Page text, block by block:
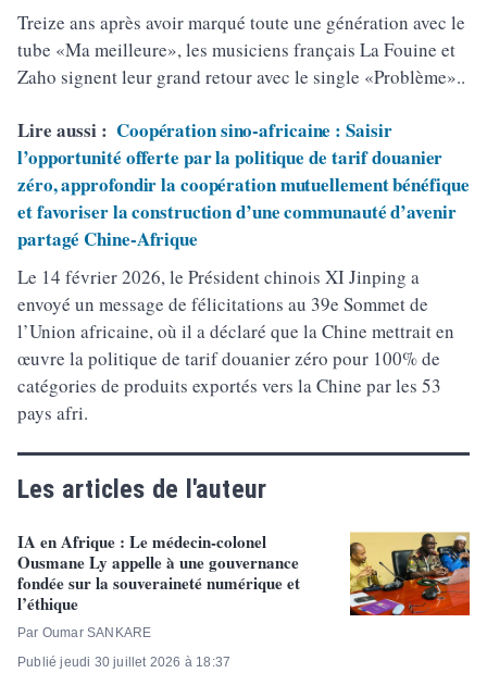
Treize ans après avoir marqué toute une génération avec le
tube «Ma meilleure», les musiciens français La Fouine et
Zaho signent leur grand retour avec le single «Problème»..
Lire aussi : Coopération sino-africaine : Saisir
l’opportunité offerte par la politique de tarif douanier
zéro, approfondir la coopération mutuellement bénéfique
et favoriser la construction d’une communauté d’avenir
partagé Chine-Afrique
Le 14 février 2026, le Président chinois XI Jinping a
envoyé un message de félicitations au 39e Sommet de
l’Union africaine, où il a déclaré que la Chine mettrait en
œuvre la politique de tarif douanier zéro pour 100% de
catégories de produits exportés vers la Chine par les 53
pays afri.
Les articles de l'auteur
IA en Afrique : Le médecin-colonel
Ousmane Ly appelle à une gouvernance
fondée sur la souveraineté numérique et
l’éthique
Par Oumar SANKARE
Publié jeudi 30 juillet 2026 à 18:37